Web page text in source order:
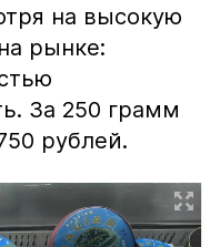
на высокую
рынке:
За 250 грамм
рублей.